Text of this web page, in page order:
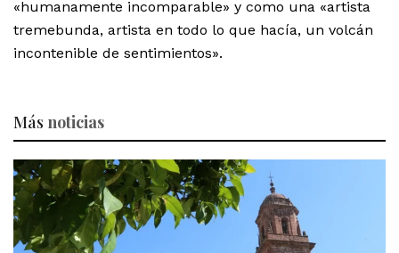
«humanamente incomparable» y como una «artista
tremebunda, artista en todo lo que hacía, un volcán
incontenible de sentimientos».
Más noticias